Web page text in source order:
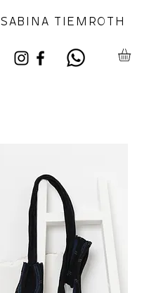
SABINA TIEMROTH